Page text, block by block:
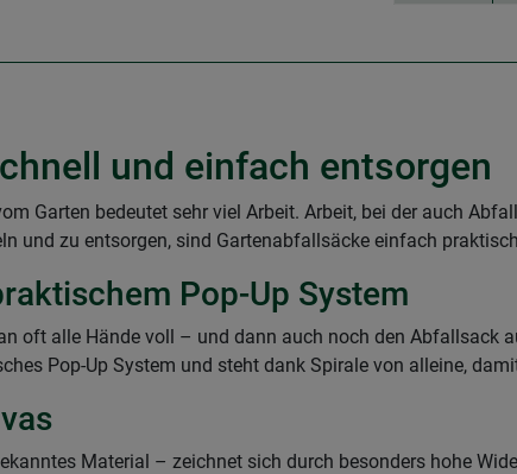
und einfach entsorgen
Garten bedeutet sehr viel Arbeit. Arbeit, bei der auch
und zu entsorgen, sind Gartenabfallsäcke einfach
Pop-Up System
oft alle Hände voll – und dann auch noch den Abfallsack
Pop-Up System und steht dank Spirale von alleine,
Material – zeichnet sich durch besonders hohe